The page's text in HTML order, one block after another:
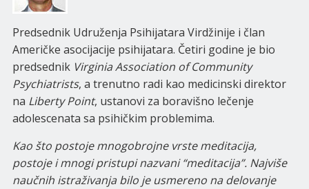
Predsednik Udruženja Psihijatara Virdžinije i član
Američke asocijacije psihijatara. Četiri godine je bio
predsednik Virginia Association of Community
Psychiatrists, a trenutno radi kao medicinski direktor
na Liberty Point, ustanovi za boravišno lečenje
adolescenata sa psihičkim problemima.
Kao što postoje mnogobrojne vrste meditacija,
postoje i mnogi pristupi nazvani “meditacija”. Najviše
naučnih istraživanja bilo je usmereno na delovanje